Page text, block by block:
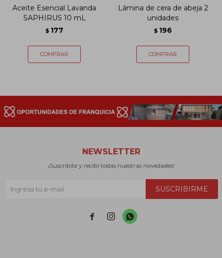
Aceite Esencial Lavanda
SAPHIRUS 10 mL
$ 177
Lámina de cera de abeja 2
unidades
$ 196
NEWSLETTER
¡Suscribite y recibí todas nuestras novedades!
SUSCRIBIRME
  